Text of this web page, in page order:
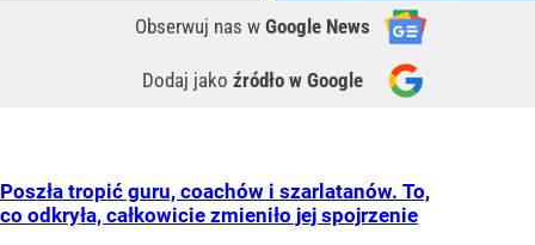
Obserwuj nas w Google News
Dodaj jako źródło w Google
Poszła tropić guru, coachów i szarlatanów. To,
co odkryła, całkowicie zmieniło jej spojrzenie